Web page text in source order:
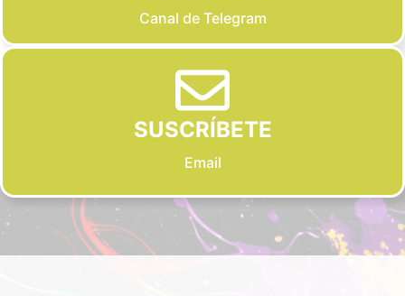
Canal de Telegram
SUSCRÍBETE
Email